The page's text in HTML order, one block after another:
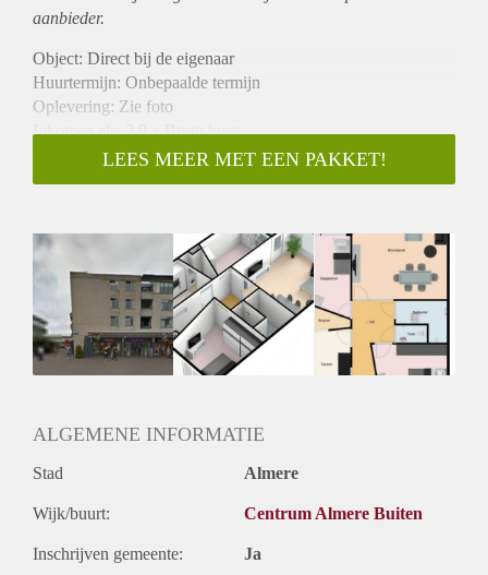
aanbieder.
Object: Direct bij de eigenaar
Huurtermijn: Onbepaalde termijn
Oplevering: Zie foto
Inkomen eis: 2,9 x Bruto huur
Garantiestelling mogelijk: Ja
Borg: 1 Maand
Huisdieren toegestaan: Afhankelijk van de Eigenaar
Huurtoeslag grens: Nee
Geschikt voor studenten: Afhankelijk van de Eigenaar
LEES MEER MET EEN PAKKET!
ALGEMENE INFORMATIE
Stad Almere
Wijk/buurt: Centrum Almere Buiten
Inschrijven gemeente: Ja